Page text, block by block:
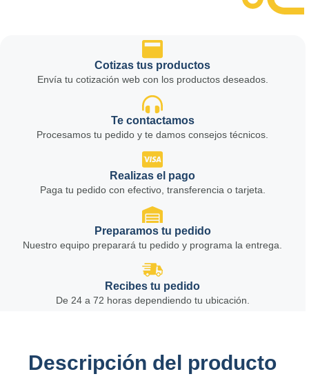
Cotizas tus productos
Envía tu cotización web con los productos deseados.
Te contactamos
Procesamos tu pedido y te damos consejos técnicos.
Realizas el pago
Paga tu pedido con efectivo, transferencia o tarjeta.
Preparamos tu pedido
Nuestro equipo preparará tu pedido y programa la entrega.
Recibes tu pedido
De 24 a 72 horas dependiendo tu ubicación.
Descripción del producto